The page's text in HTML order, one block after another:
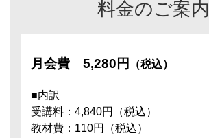
料金のご案内
月会費 5,280円 （税込）
■内訳
受講料：4,840円（税込）
教材費：110円（税込）